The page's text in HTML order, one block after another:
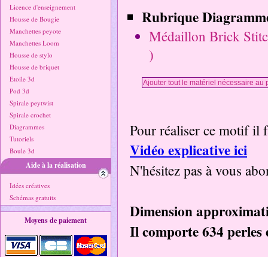
Licence d'enseignement
Housse de Bougie
Manchettes peyote
Manchettes Loom
Housse de stylo
Housse de briquet
Etoile 3d
Pod 3d
Spirale peytwist
Spirale crochet
Diagrammes
Tutoriels
Boule 3d
Aide à la réalisation
Idées créatives
Schémas gratuits
Moyens de paiement
Rubrique
Médaillon Brick
)
Pour réaliser ce motif il
Vidéo explicative ici
N'hésitez pas à vous
Dimension
Il comporte 634 perles